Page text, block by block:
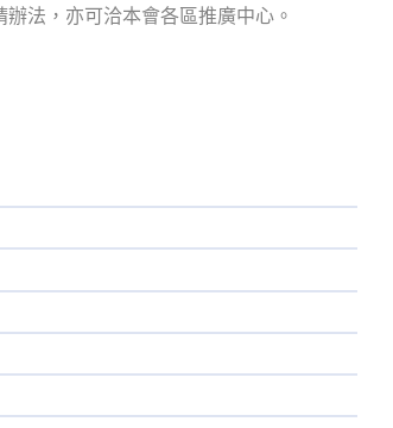
法，亦可洽本會各區推廣中心。